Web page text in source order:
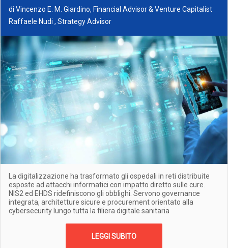
di Vincenzo E. M. Giardino, Financial Advisor & Venture Capitalist
Raffaele Nudi , Strategy Advisor
La digitalizzazione ha trasformato gli ospedali in reti distribuite
esposte ad attacchi informatici con impatto diretto sulle cure.
NIS2 ed EHDS ridefiniscono gli obblighi. Servono governance
integrata, architetture sicure e procurement orientato alla
cybersecurity lungo tutta la filiera digitale sanitaria
LEGGI SUBITO